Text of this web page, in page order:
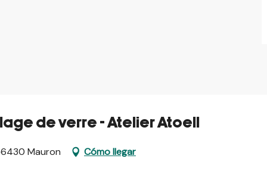
de verre - Atelier Atoell
Mauron Cómo llegar